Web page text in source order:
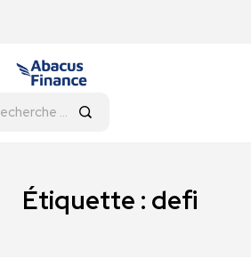
Étiquette : defi